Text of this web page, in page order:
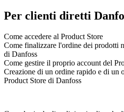
Per clienti diretti
Come accedere al Product Store
Come finalizzare l'ordine dei prodotti
di Danfoss
Come gestire il proprio account del
Creazione di un ordine rapido e di un
Product Store di Danfoss